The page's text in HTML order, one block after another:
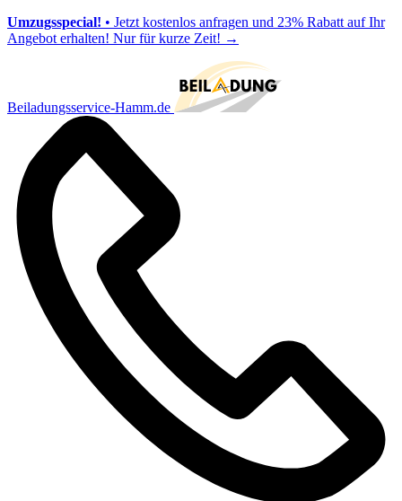
Umzugsspecial! • Jetzt kostenlos anfragen und 23% Rabatt auf Ihr
Angebot erhalten! Nur für kurze Zeit! →
Beiladungsservice-Hamm.de